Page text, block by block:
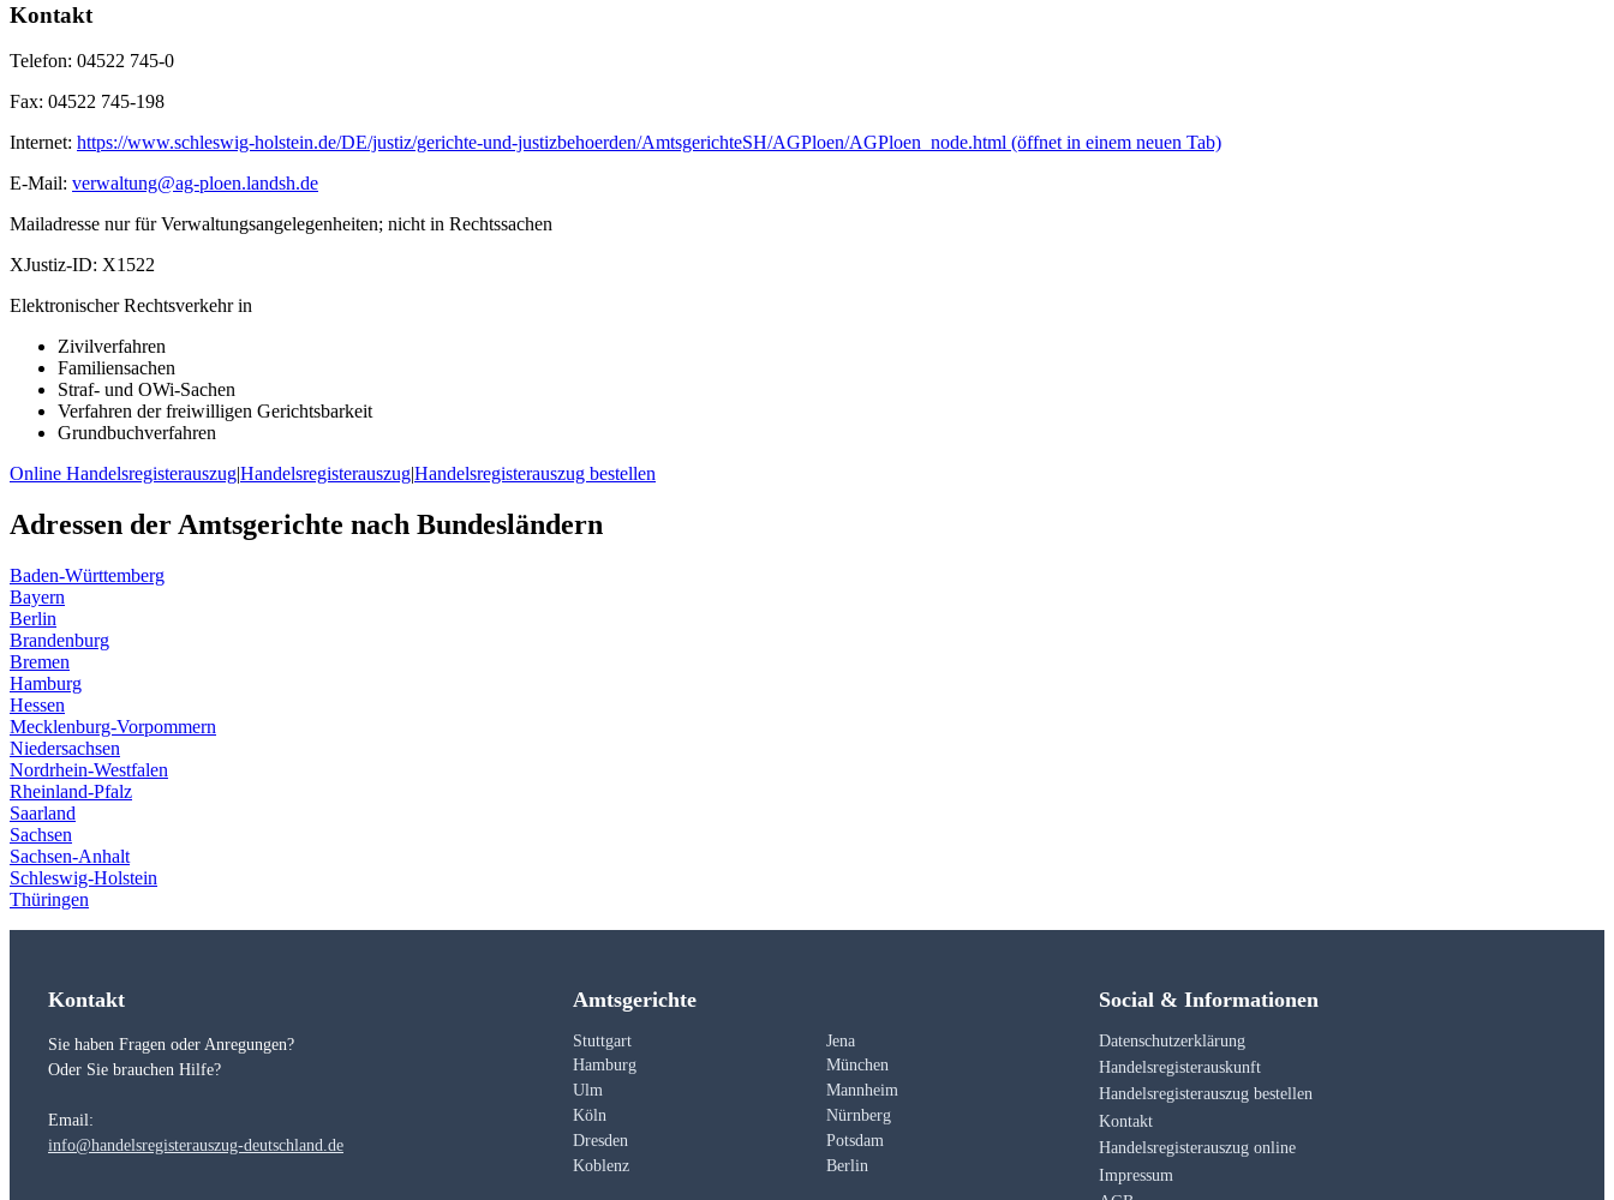
Kontakt
Telefon: 04522 745-0
Fax: 04522 745-198
Internet: https://www.schleswig-holstein.de/DE/justiz/gerichte-und-justizbehoerden/AmtsgerichteSH/AGPloen/AGPloen_node.html (öffnet in einem neuen Tab)
E-Mail: verwaltung@ag-ploen.landsh.de
Mailadresse nur für Verwaltungsangelegenheiten; nicht in Rechtssachen
XJustiz-ID: X1522
Elektronischer Rechtsverkehr in
Zivilverfahren
Familiensachen
Straf- und OWi-Sachen
Verfahren der freiwilligen Gerichtsbarkeit
Grundbuchverfahren
Online Handelsregisterauszug|Handelsregisterauszug|Handelsregisterauszug bestellen
Adressen der Amtsgerichte nach Bundesländern
Baden-Württemberg
Bayern
Berlin
Brandenburg
Bremen
Hamburg
Hessen
Mecklenburg-Vorpommern
Niedersachsen
Nordrhein-Westfalen
Rheinland-Pfalz
Saarland
Sachsen
Sachsen-Anhalt
Schleswig-Holstein
Thüringen
Kontakt
Sie haben Fragen oder Anregungen?
Oder Sie brauchen Hilfe?
Email:
info@handelsregisterauszug-deutschland.de
Amtsgerichte
Stuttgart
Jena
Hamburg
München
Ulm
Mannheim
Köln
Nürnberg
Dresden
Potsdam
Koblenz
Berlin
Social & Informationen
Datenschutzerklärung
Handelsregisterauskunft
Handelsregisterauszug bestellen
Kontakt
Handelsregisterauszug online
Impressum